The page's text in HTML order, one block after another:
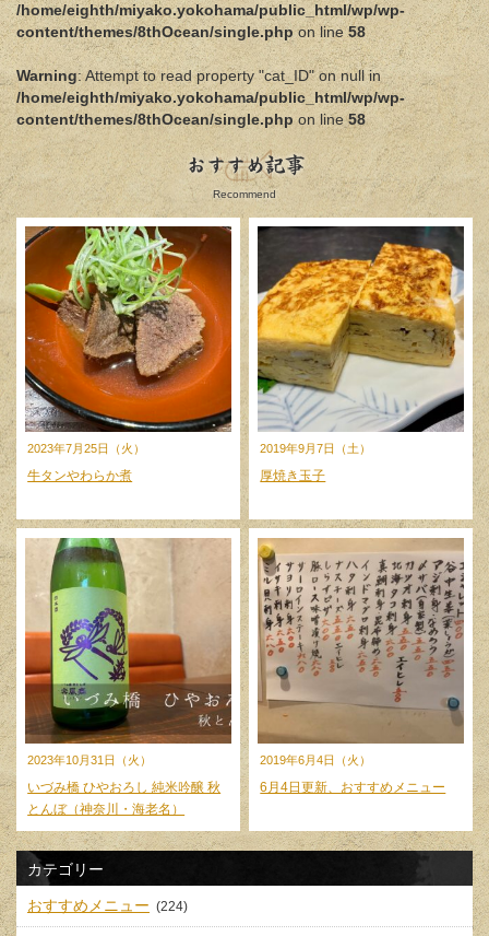
/home/eighth/miyako.yokohama/public_html/wp/wp-
content/themes/8thOcean/single.phpon line58
Warning: Attempt to read property "cat_ID" on null in
/home/eighth/miyako.yokohama/public_html/wp/wp-
content/themes/8thOcean/single.phpon line58
おすすめ記事
Recommend
2023年7月25日（火）
牛タンやわらか煮
2019年9月7日（土）
厚焼き玉子
2023年10月31日（火）
いづみ橋 ひやおろし 純米吟醸 秋
とんぼ（神奈川・海老名）
2019年6月4日（火）
6月4日更新、おすすめメニュー
カテゴリー
おすすめメニュー (224)